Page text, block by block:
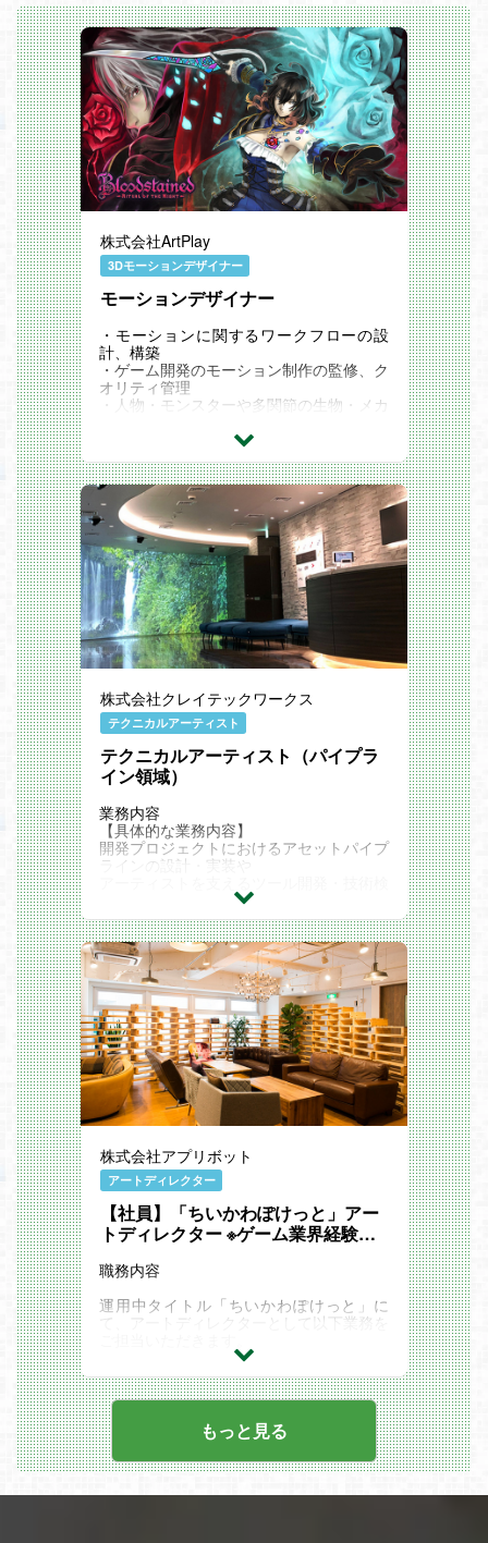
株式会社ArtPlay
3Dモーションデザイナー
モーションデザイナー
・モーションに関するワークフローの設
計、構築
・ゲーム開発のモーション制作の監修、ク
オリティ管理
・人物・モンスターや多関節の生物・メカ
モーション制作業務全般
※将来的には仕様設計/クオリティ管理/協
力会社の管理等、チームのとりまとめもお
任せできるリードクラスの方を求めており
ます。
【この仕事の⾯⽩み】
世界に通用するタイトル開発に携わること
ができます。
ご⾃⾝の経験を活かし「世界を震撼させ
る」という気持ちをお持ち、ハイクオリテ
ィのゲームを一緒に創ってくださる仲間を
募集しております。
・ 小規模な会社ながら、世界規模で売れ
る自社IPタイトルを所有しています。自社
タイトルのおかげで安定した収入を得ら
れ、大きな事業資金をもとに、「本当に面
白いゲームを作る」ことに集中できる環境
を提供できます。
・ 社員は「少数精鋭」という言葉がぴっ
たり当てはまります。社員数は少ないです
が、いずれも大手企業の第一線で活躍でき
る実力を持っています。
【使用ツール・言語】
・Maya
株式会社クレイテックワークス
テクニカルアーティスト
テクニカルアーティスト（パイプラ
イン領域）
業務内容
【具体的な業務内容】
開発プロジェクトにおけるアセットパイプ
ラインの設計・実装や
証を担当していただきます。
現場のアーティストがよりクリエイティブ
に集中できる環境を整え
チーム全体の開発効率と表現力向上を支え
る重要な役割です。
・DCCツール（主にMaya）～ゲームラン
タイム間のアセットパイプライン構築・整
備
・社内およびプロジェクト全体の作業効率
を高める開発環境の改善・最適化
・Mayaを中心としたDCCツール向けスク
リプト／プラグインの開発・運用
・新技術の検証・導入による開発フローの
改善・自動化推進
※エンジニアとデザイナーの橋渡し役とし
て、技術と表現の両面から制作を支援いた
だきます
【想定ポジション】
将来的には新規コンシューマゲーム開発プ
ロジェクトを主軸にご担当いただく予定で
す。
社内状況に応じてスマートフォン運用案件
や
その他のゲーム開発プロジェクトへ配属さ
れる可能性もございます。
UnrealEngineを使用した開発実務経験
上）
Pythonによるツール／プラグイン開発実
務経験（3年以上）
歓迎経験・スキル
リギングやセットアップに関する知識・制
作経験
背景制作における業務効率化・自動化の経
株式会社アプリボット
アートディレクター
【社員】「ちいかわぽけっと」アー
トディレクター ※ゲーム業界経験不
職務内容
運用中タイトル「ちいかわぽけっと」に
て、アートディレクターとして以下業務を
▼業務詳細
・キャラクター、衣装、武器、モンスター
など、必要とされるデザイン業務全般のデ
ィレクション
・開発初期のアート設計やコンセプト設計
を通した世界観の構築
のデザイン制作
もっと見る